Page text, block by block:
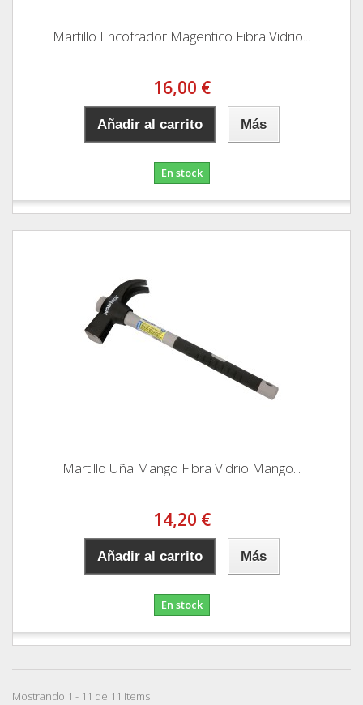
Martillo Encofrador Magentico Fibra Vidrio...
16,00 €
Añadir al carrito Más
En stock
Martillo Uña Mango Fibra Vidrio Mango...
14,20 €
Añadir al carrito Más
En stock
Mostrando 1 - 11 de 11 items